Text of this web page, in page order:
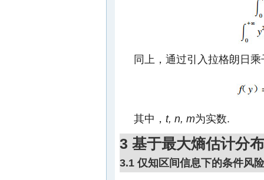
同上，通过引入拉格朗日乘
其中， t, n, m为实数.
3 基于最大熵估计分
3.1 仅知区间信息下的条件风